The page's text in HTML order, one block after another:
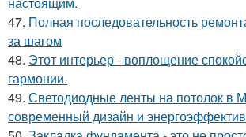
47. Полная последовательность
за шагом
48. Этот интерьер - воплощение
гармонии.
49. Светодиодные ленты на потолок в
современный дизайн и